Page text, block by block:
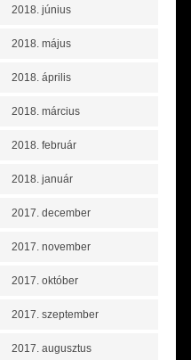
2018. június
2018. május
2018. április
2018. március
2018. február
2018. január
2017. december
2017. november
2017. október
2017. szeptember
2017. augusztus